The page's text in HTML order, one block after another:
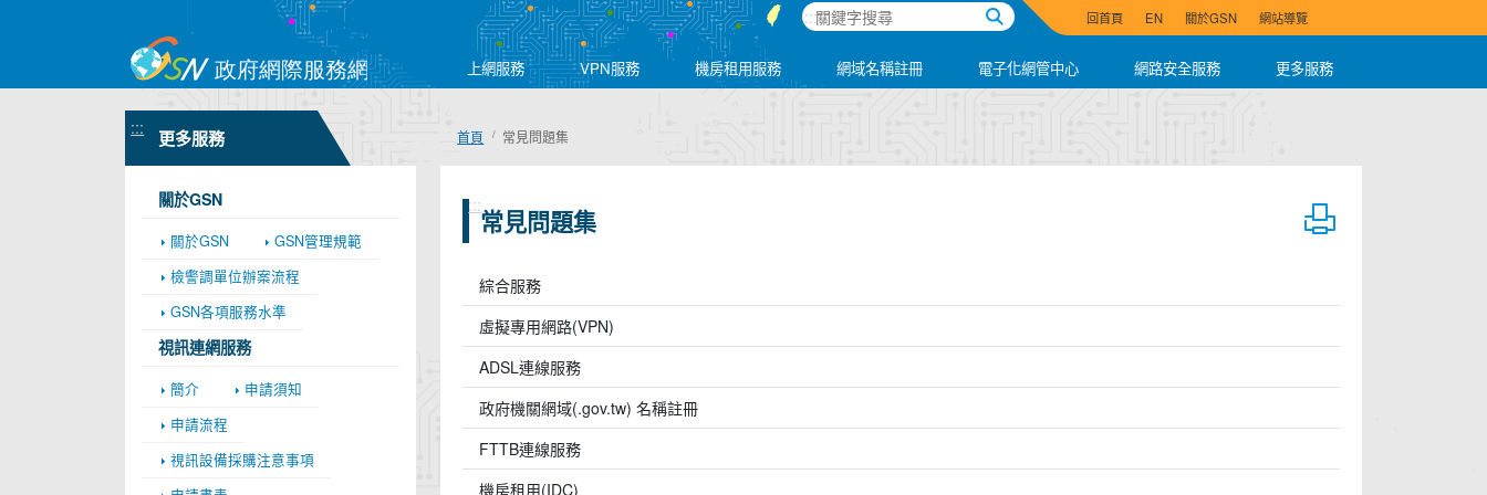
到
::: 回首頁 EN 關於GSN 網站導覽
上網服務 VPN服務 機房租用服務 網域名稱註冊 電子化網管中心 網路安全服務 更多服務
::: 更多服務
關於GSN
關於GSN
GSN管理規範
檢警調單位辦案流程
GSN各項服務水準
視訊連網服務
簡介
申請須知
申請流程
視訊設備採購注意事項
首頁 常見問題集
:::常見問題集
綜合服務
虛擬專用網路(VPN)
ADSL連線服務
政府機關網域(.gov.tw) 名稱註冊
FTTB連線服務
機房租用(IDC)